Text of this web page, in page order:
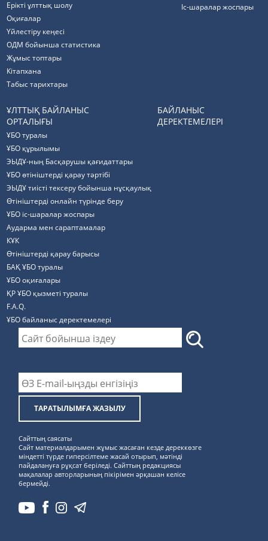
Ерікті ұлттық шолу
Оқиғалар
Үйлестіру кеңесі
ОДМ бойынша статистика
Жұмыс топтары
Кітапхана
Табыс тарихтары
Іс-шаралар жоспары
ҰЛТТЫҚ БАЙЛАНЫС
ОРТАЛЫҒЫ
ҰБО туралы
ҰБО құрылымы
ЭЫДҰ-ның Басқарушы қағидаттары
ҰБО өтініштерді қарау тәртібі
ЭЫДҰ тиісті тексеру бойынша нұсқаулық
Өтініштерді онлайн түрінде беру
ҰБО іс-шаралар жоспары
Аударма мен сараптамалар
КҰК
Өтініштерді қарау барысы
БАҚ ҰБО туралы
ҰБО оқиғалары
ҚР ҰБО қызметі туралы
F.A.Q.
ҰБО байланыс деректемелерi
БАЙЛАНЫС
ДЕРЕКТЕМЕЛЕРІ
ТАРАТЫЛЫМҒА ЖАЗЫЛУ
Сайттың саясаты
Сайт материалдарымен жұмыс жасаған кезде дереккөзге
міндетті түрде гиперсілтеме жасай отырып, мәтінді
пайдалануға рұқсат беріледі. Сайттың редакциясы
мақалалар авторларының пікірімен әрқашан келісе
бермейді.